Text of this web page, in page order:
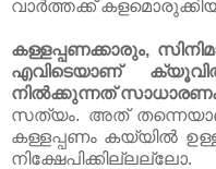
വാര്‍ത്തക്ക്
കള്ളപ്പണക്കാരും,
എവിടെയാണ്
നില്‍ക്കുന്നത്
സത്യം. അത് തന്നെയാണ്
കള്ളപ്പണം കയ്യില്‍